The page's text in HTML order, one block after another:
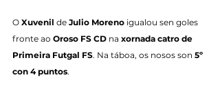
O Xuvenil de Julio Moreno igualou sen goles
fronte ao Oroso FS CD na xornada catro de
Primeira Futgal FS. Na táboa, os nosos son 5º
con 4 puntos.